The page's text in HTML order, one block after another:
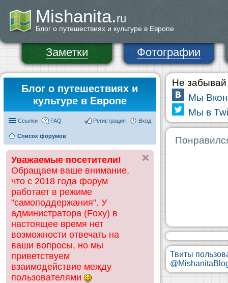
Mishanita.ru
Блог о путешествиях и культуре в Европе
Заметки Фотографии
Блог о путешествиях и
культуре в Европе
Ссылки FAQ Вход
Регистрация
Список форумов
Уважаемые посетители!
Обращаем ваше внимание,
что с 2018 года форум
работает в режиме
"самоподдержания". У
администратора (Foxy) в
настоящее время нет
возможности отвечать на
ваши вопросы, но мы
приветствуем
взаимодействие между
пользователями
Не забывай
Мы
Мы в
Твиты